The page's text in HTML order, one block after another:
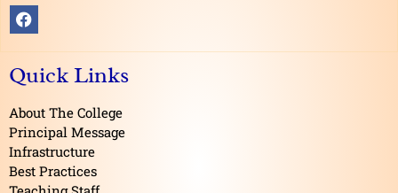
F
a
b
o
o
k
Quick Links
About The College
Principal Message
Infrastructure
Best Practices